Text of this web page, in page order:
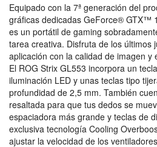
Equipado con la 7ª generación del
gráficas dedicadas GeForce® GTX™
es un portátil de gaming
tarea creativa. Disfruta de los últimos
aplicación con la calidad de imagen y
El ROG Strix GL553 incorpora un
iluminación LED y unas teclas tipo
profundidad de 2,5 mm. También
resaltada para que tus dedos se
espaciadora más grande y teclas de
exclusiva tecnología Cooling
ajustar la velocidad de los